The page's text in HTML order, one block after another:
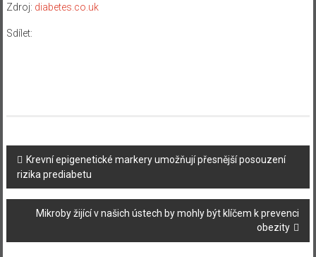
Zdroj: diabetes.co.uk
Sdílet:
Navigace
příspěvku
Krevní epigenetické markery umožňují přesnější posouzení
rizika prediabetu
Mikroby žijící v našich ústech by mohly být klíčem k prevenci
obezity